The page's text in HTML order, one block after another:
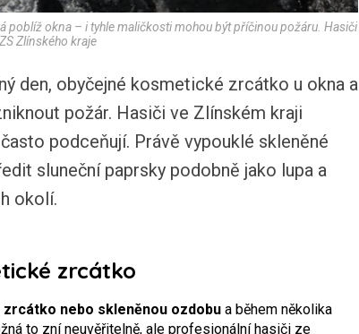
poblíž okna – i tyhle maličkosti mohou být příčinou požáru. Hasiči
Zlínského kraje
den, obyčejné kosmetické zrcátko u okna a
požár. Hasiči ve Zlínském kraji
podceňují. Právě vypouklé skleněné
sluneční paprsky podobně jako lupa a
okolí.
zrcátko
zrcátko nebo skleněnou ozdobu a během několika
to zní neuvěřitelně, ale profesionální hasiči ze